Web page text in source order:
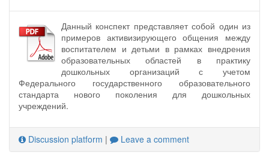
Данный конспект представляет собой один из
примеров активизирующего общения между
воспитателем и детьми в рамках внедрения
образовательных областей в практику
дошкольных организаций с учетом
Федерального государственного образовательного
стандарта нового поколения для дошкольных
учреждений.
Discussion platform | Leave a comment